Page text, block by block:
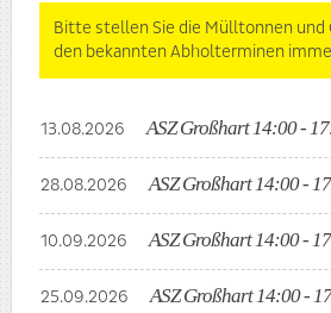
Bitte stellen Sie die Mülltonnen und
den bekannten Abholterminen
13.08.2026 ASZ Großhart 14:00 -
28.08.2026 ASZ Großhart 14:00 -
10.09.2026 ASZ Großhart 14:00 -
25.09.2026 ASZ Großhart 14:00 -